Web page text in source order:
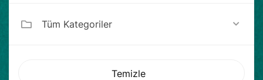
Tüm Kategoriler
Temizle